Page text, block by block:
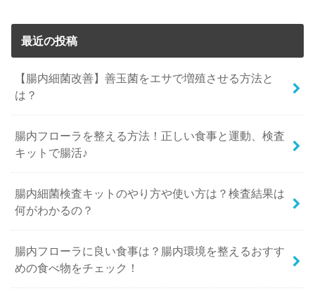
最近の投稿
【腸内細菌改善】善玉菌をエサで増殖させる方法と
は？
腸内フローラを整える方法！正しい食事と運動、検査
キットで腸活♪
腸内細菌検査キットのやり方や使い方は？検査結果は
何がわかるの？
腸内フローラに良い食事は？腸内環境を整えるおすす
めの食べ物をチェック！